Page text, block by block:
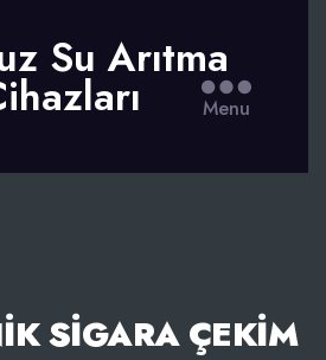
Su Arıtma
Menu
SIGARA ÇEKIM